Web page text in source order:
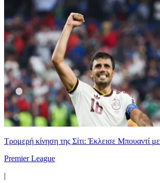
Τρομερή κίνηση της Σίτι: Έκλεισε Μπουαντί
Premier League
|